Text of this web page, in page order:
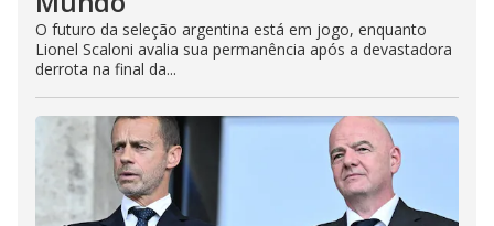
O futuro da seleção argentina está em jogo, enquanto
Lionel Scaloni avalia sua permanência após a devastadora
derrota na final da...